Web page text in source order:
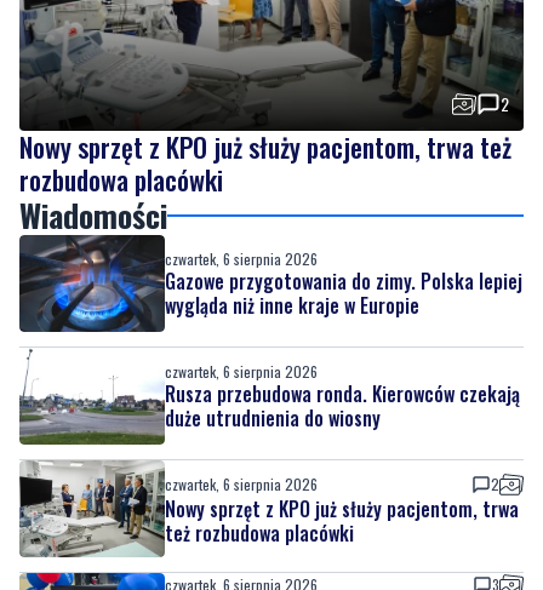
2
Nowy sprzęt z KPO już służy pacjentom, trwa też
rozbudowa placówki
Wiadomości
czwartek, 6 sierpnia 2026
Gazowe przygotowania do zimy. Polska lepiej
wygląda niż inne kraje w Europie
czwartek, 6 sierpnia 2026
Rusza przebudowa ronda. Kierowców czekają
czwartek, 6 sierpnia 2026 2
Nowy sprzęt z KPO już służy pacjentom, trwa
też rozbudowa placówki
czwartek, 6 sierpnia 2026 3
Urodziny Biura Obsługi Klienta w Pucku. Były
promocje, porady i atrakcje dla
najmłodszych